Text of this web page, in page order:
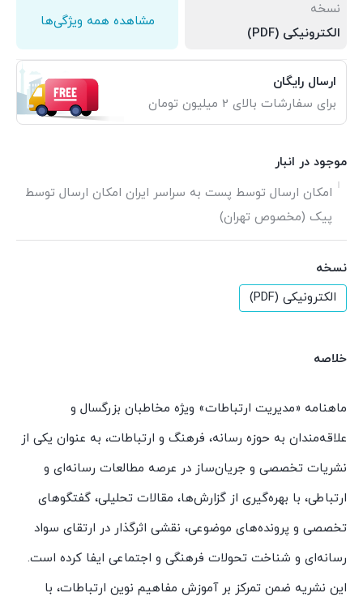
نسخه
الکترونیکی (PDF)
مشاهده همه ویژگی‌ها
ارسال رایگان
برای سفارشات بالای 2 میلیون تومان
موجود در انبار
امکان ارسال توسط پست به سراسر ایران امکان ارسال توسط
پیک (مخصوص تهران)
نسخه
الکترونیکی (PDF)
خلاصه
ماهنامه «مدیریت ارتباطات» ویژه مخاطبان بزرگسال و
علاقه‌مندان به حوزه رسانه، فرهنگ و ارتباطات، به عنوان یکی از
نشریات تخصصی و جریان‌ساز در عرصه مطالعات رسانه‌ای و
ارتباطی، با بهره‌گیری از گزارش‌ها، مقالات تحلیلی، گفتگوهای
تخصصی و پرونده‌های موضوعی، نقشی اثرگذار در ارتقای سواد
رسانه‌ای و شناخت تحولات فرهنگی و اجتماعی ایفا کرده است.
این نشریه ضمن تمرکز بر آموزش مفاهیم نوین ارتباطات، با